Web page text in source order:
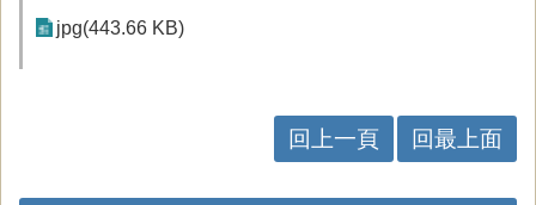
jpg(443.66 KB)
回上一頁 回最上面